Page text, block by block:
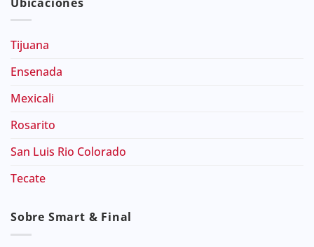
Tijuana
Ensenada
Mexicali
Rosarito
San Luis Rio Colorado
Tecate
Sobre Smart & Final